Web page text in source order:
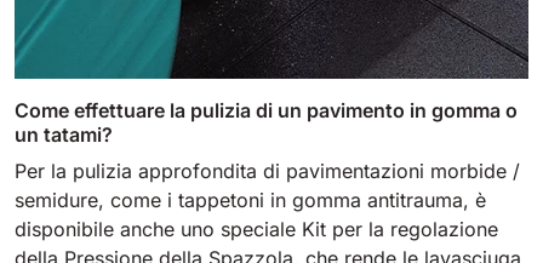
Come effettuare la pulizia di un pavimento in gomma o
un tatami?
Per la pulizia approfondita di pavimentazioni morbide /
semidure, come i tappetoni in gomma antitrauma, è
disponibile anche uno speciale Kit per la regolazione